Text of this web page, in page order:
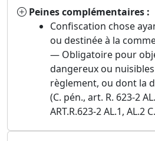
Peines complémentaires :
Confiscation chose
ou destinée à la
— Obligatoire pour
dangereux ou
règlement, ou dont la
(C. pén., art. R. 623-2
ART.R.623-2 AL.1, AL.2